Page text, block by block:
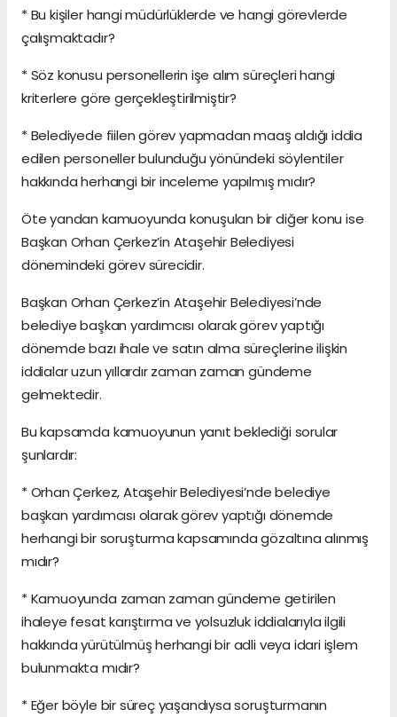
* Bu kişiler hangi müdürlüklerde ve hangi görevlerde
çalışmaktadır?
* Söz konusu personellerin işe alım süreçleri hangi
kriterlere göre gerçekleştirilmiştir?
* Belediyede fiilen görev yapmadan maaş aldığı iddia
edilen personeller bulunduğu yönündeki söylentiler
hakkında herhangi bir inceleme yapılmış mıdır?
Öte yandan kamuoyunda konuşulan bir diğer konu ise
Başkan Orhan Çerkez’in Ataşehir Belediyesi
dönemindeki görev sürecidir.
Başkan Orhan Çerkez’in Ataşehir Belediyesi’nde
belediye başkan yardımcısı olarak görev yaptığı
dönemde bazı ihale ve satın alma süreçlerine ilişkin
iddialar uzun yıllardır zaman zaman gündeme
gelmektedir.
Bu kapsamda kamuoyunun yanıt beklediği sorular
şunlardır:
* Orhan Çerkez, Ataşehir Belediyesi’nde belediye
başkan yardımcısı olarak görev yaptığı dönemde
herhangi bir soruşturma kapsamında gözaltına alınmış
mıdır?
* Kamuoyunda zaman zaman gündeme getirilen
ihaleye fesat karıştırma ve yolsuzluk iddialarıyla ilgili
hakkında yürütülmüş herhangi bir adli veya idari işlem
bulunmakta mıdır?
* Eğer böyle bir süreç yaşandıysa soruşturmanın